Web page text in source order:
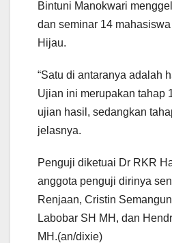
Bintuni Manokwari
dan seminar 14
Hijau.
“Satu di antaranya adalah
Ujian ini merupakan tahap
ujian hasil, sedangkan
jelasnya.
Penguji diketuai Dr RKR
anggota penguji dirinya
Renjaan, Cristin
Labobar SH MH, dan
MH.(an/dixie)